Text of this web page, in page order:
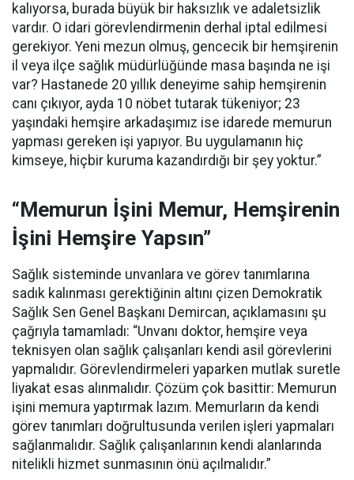
kalıyorsa, burada büyük bir haksızlık ve adaletsizlik
vardır. O idari görevlendirmenin derhal iptal edilmesi
gerekiyor. Yeni mezun olmuş, gencecik bir hemşirenin
il veya ilçe sağlık müdürlüğünde masa başında ne işi
var? Hastanede 20 yıllık deneyime sahip hemşirenin
canı çıkıyor, ayda 10 nöbet tutarak tükeniyor; 23
yaşındaki hemşire arkadaşımız ise idarede memurun
yapması gereken işi yapıyor. Bu uygulamanın hiç
kimseye, hiçbir kuruma kazandırdığı bir şey yoktur.”
“Memurun İşini Memur, Hemşirenin
İşini Hemşire Yapsın”
Sağlık sisteminde unvanlara ve görev tanımlarına
sadık kalınması gerektiğinin altını çizen Demokratik
Sağlık Sen Genel Başkanı Demircan, açıklamasını şu
çağrıyla tamamladı: “Unvanı doktor, hemşire veya
teknisyen olan sağlık çalışanları kendi asil görevlerini
yapmalıdır. Görevlendirmeleri yaparken mutlak suretle
liyakat esas alınmalıdır. Çözüm çok basittir: Memurun
işini memura yaptırmak lazım. Memurların da kendi
görev tanımları doğrultusunda verilen işleri yapmaları
sağlanmalıdır. Sağlık çalışanlarının kendi alanlarında
nitelikli hizmet sunmasının önü açılmalıdır.”